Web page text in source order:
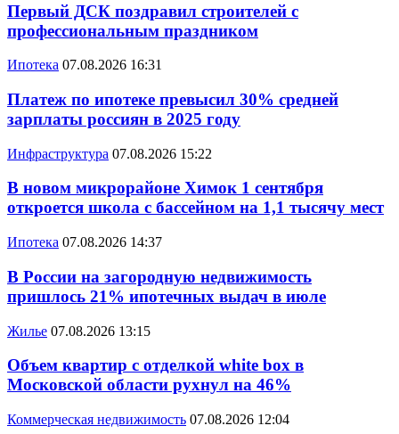
Первый ДСК поздравил строителей с
профессиональным праздником
Ипотека 07.08.2026 16:31
Платеж по ипотеке превысил 30% средней
зарплаты россиян в 2025 году
Инфраструктура 07.08.2026 15:22
В новом микрорайоне Химок 1 сентября
откроется школа с бассейном на 1,1 тысячу мест
Ипотека 07.08.2026 14:37
В России на загородную недвижимость
пришлось 21% ипотечных выдач в июле
Жилье 07.08.2026 13:15
Объем квартир с отделкой white box в
Московской области рухнул на 46%
Коммерческая недвижимость 07.08.2026 12:04